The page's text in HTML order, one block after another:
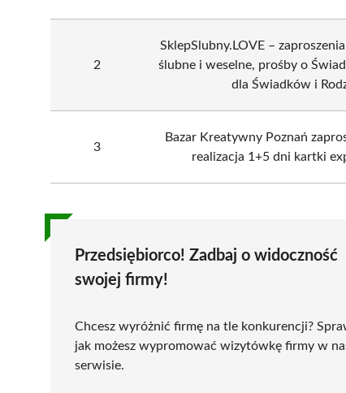
2
SklepSlubny.LOVE –
ślubne i weselne, prośby o
dla Świadków i
3
Bazar Kreatywny Poznań
realizacja 1+5 dni kartki
Przedsiębiorco! Zadbaj o widoczność
swojej firmy!
Chcesz wyróżnić firmę na tle konkurencji?
jak możesz wypromować wizytówkę firmy w
serwisie.